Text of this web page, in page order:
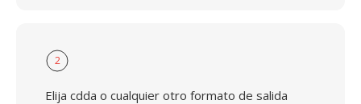
2
Elija cdda o cualquier otro formato de salida